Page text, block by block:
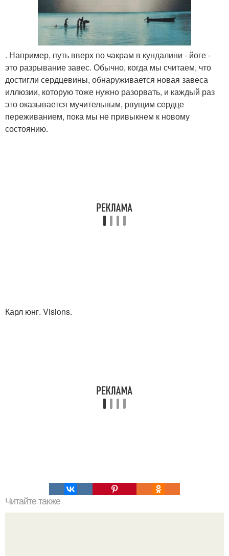
. Например, путь вверх по чакрам в кундалини - йоге -
это разрывание завес. Обычно, когда мы считаем, что
достигли сердцевины, обнаруживается новая завеса
иллюзии, которую тоже нужно разорвать, и каждый раз
это оказывается мучительным, рвущим сердце
переживанием, пока мы не привыкнем к новому
состоянию.
Карл юнг. Visions.
Читайте также